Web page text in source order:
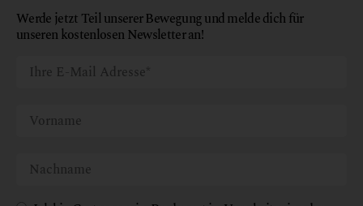
Werde jetzt Teil unserer Bewegung und melde dich für
unseren kostenlosen Newsletter an!